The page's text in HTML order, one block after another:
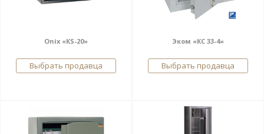
Onix «КS-20»
Выбрать продавца
Эком «КС 33-4»
Выбрать продавца